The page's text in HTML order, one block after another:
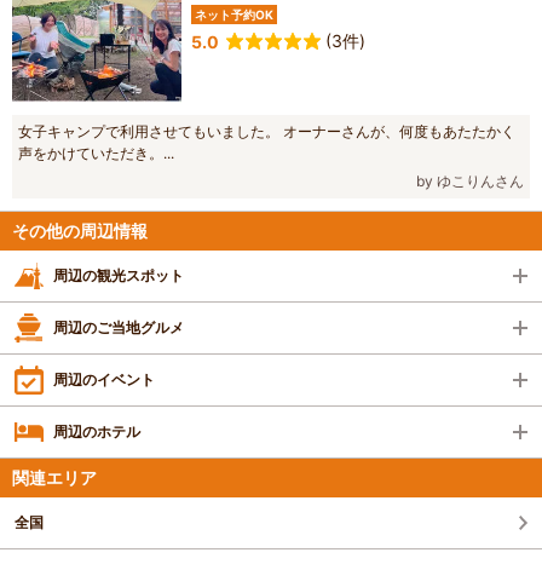
ネット予約OK
5.0 (3件)
女子キャンプで利用させてもいました。 オーナーさんが、何度もあたたかく
声をかけていただき。...
by ゆこりんさん
その他の周辺情報
周辺の観光スポット
周辺のご当地グルメ
周辺のイベント
周辺のホテル
関連エリア
全国